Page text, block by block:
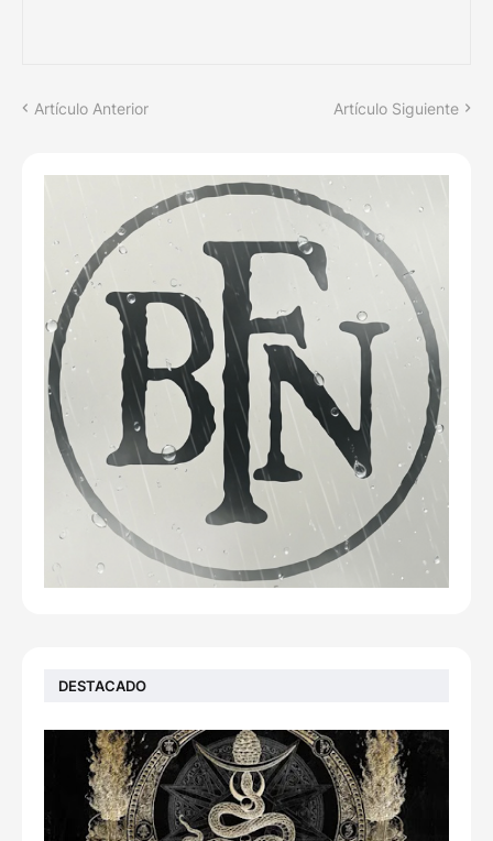
Artículo Anterior Artículo Siguiente
DESTACADO